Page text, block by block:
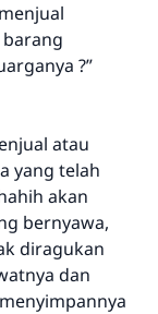
?”
atau
yang telah
akan
bernyawa,
diragukan
dan